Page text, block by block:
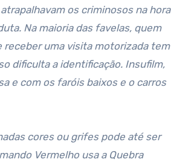
os criminosos na hora
Na maioria das favelas, quem
uma visita motorizada tem
dificulta a identificação. Insufilm,
e com os faróis baixos e o carros
cores ou grifes pode até ser
Vermelho usa a Quebra